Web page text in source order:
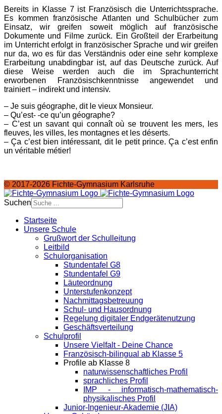
Bereits in Klasse 7 ist Französisch die Unterrichtssprache.
Es kommen französische Atlanten und Schulbücher zum
Einsatz, wir greifen soweit möglich auf französische
Dokumente und Filme zurück. Ein Großteil der Erarbeitung
im Unterricht erfolgt in französischer Sprache und wir greifen
nur da, wo es für das Verständnis oder eine sehr komplexe
Erarbeitung unabdingbar ist, auf das Deutsche zurück. Auf
diese Weise werden auch die im Sprachunterricht
erworbenen Französischkenntnisse angewendet und
trainiert – indirekt und intensiv.
– Je suis géographe, dit le vieux Monsieur.
– Qu’est- -ce qu’un géographe?
– C’est un savant qui connaît où se trouvent les mers, les
fleuves, les villes, les montagnes et les déserts.
– Ça c’est bien intéressant, dit le petit prince. Ça c’est enfin
un véritable métier!
© 2017-2026 Fichte-Gymnasium Karlsruhe
Suchen
Startseite
Unsere Schule
Grußwort der Schulleitung
Leitbild
Schulorganisation
Stundentafel G8
Stundentafel G9
Läuteordnung
Unterstufenkonzept
Nachmittagsbetreuung
Schul- und Hausordnung
Regelung digitaler Endgeräte­nutzung
Geschäftsverteilung
Schulprofil
Unsere Vielfalt - Deine Chance
Französisch-bilingual ab Klasse 5
Profile ab Klasse 8
naturwissenschaftliches Profil
sprachliches Profil
IMP - informatisch-mathematisch-
physikalisches Profil
Junior-Ingenieur-Akademie (JIA)